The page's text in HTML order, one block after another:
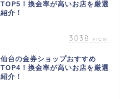
TOP5！換金率が高いお店を厳選
紹介！
3038 view
仙台の金券ショップおすすめ
TOP4！換金率が高いお店を厳選
紹介！